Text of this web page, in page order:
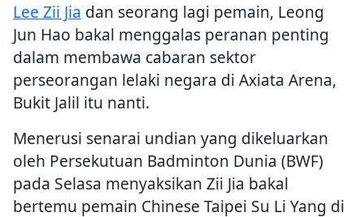
Lee Zii Jia dan seorang lagi pemain, Leong
Jun Hao bakal menggalas peranan penting
dalam membawa cabaran sektor
perseorangan lelaki negara di Axiata Arena,
Bukit Jalil itu nanti.
Menerusi senarai undian yang dikeluarkan
oleh Persekutuan Badminton Dunia (BWF)
pada Selasa menyaksikan Zii Jia bakal
bertemu pemain Chinese Taipei Su Li Yang di